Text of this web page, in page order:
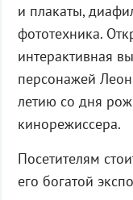
и плакаты,
фототехника.
интерактивная
персонажей
летию со дня
кинорежиссера.
Посетителям
его богатой